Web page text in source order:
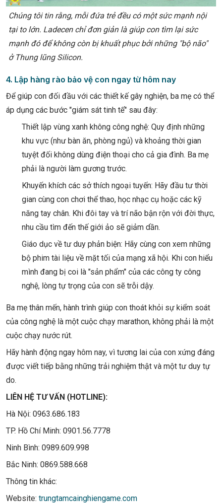
Chúng tôi tin rằng, mỗi đứa trẻ đều có một sức mạnh nội
tại to lớn. Ladecen chỉ đơn giản là giúp con tìm lại sức
mạnh đó để không còn bị khuất phục bởi những "bộ não"
ở Thung lũng Silicon.
4. Lập hàng rào bảo vệ con ngay từ hôm nay
Để giúp con đối đầu với các thiết kế gây nghiện, ba mẹ có thể
áp dụng các bước "giám sát tinh tế" sau đây:
Thiết lập vùng xanh không công nghệ: Quy định những
khu vực (như bàn ăn, phòng ngủ) và khoảng thời gian
tuyệt đối không dùng điện thoại cho cả gia đình. Ba mẹ
phải là người làm gương trước.
Khuyến khích các sở thích ngoại tuyến: Hãy đầu tư thời
gian cùng con chơi thể thao, học nhạc cụ hoặc các kỹ
năng tay chân. Khi đôi tay và trí não bận rộn với đời thực,
nhu cầu tìm đến thế giới ảo sẽ giảm dần.
Giáo dục về tư duy phản biện: Hãy cùng con xem những
bộ phim tài liệu về mặt tối của mạng xã hội. Khi con hiểu
mình đang bị coi là "sản phẩm" của các công ty công
nghệ, lòng tự trọng của con sẽ trỗi dậy.
Ba mẹ thân mến, hành trình giúp con thoát khỏi sự kiểm soát
của công nghệ là một cuộc chạy marathon, không phải là một
cuộc chạy nước rút.
Hãy hành động ngay hôm nay, vì tương lai của con xứng đáng
được viết tiếp bằng những trải nghiệm thật và một tư duy tự
do.
LIÊN HỆ TƯ VẤN (HOTLINE):
Hà Nội: 0963.686.183
TP. Hồ Chí Minh: 0901.56.7778
Ninh Bình: 0989.609.998
Bắc Ninh: 0869.588.668
Thông tin khác:
Website: trungtamcainghiengame.com